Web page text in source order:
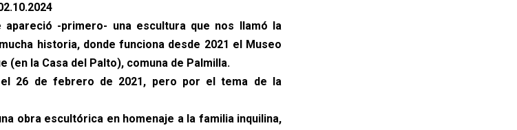
apareció -primero- una escultura que nos llamó la
historia, donde funciona desde 2021 el Museo
(en la Casa del Palto), comuna de Palmilla.
el 26 de febrero de 2021, pero por el tema de la
obra escultórica en homenaje a la familia inquilina,